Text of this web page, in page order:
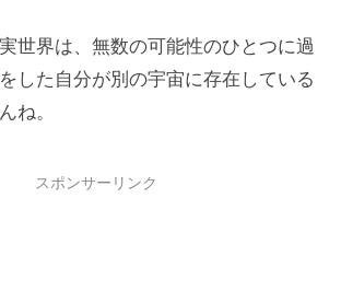
世界は、無数の可能性のひとつに過
した自分が別の宇宙に存在している
ね。
スポンサーリンク